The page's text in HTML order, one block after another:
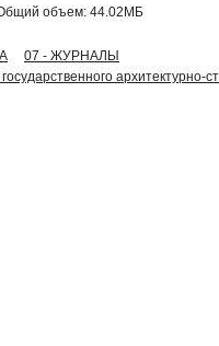
объем: 44.02МБ
07 - ЖУРНАЛЫ
архитектурно-